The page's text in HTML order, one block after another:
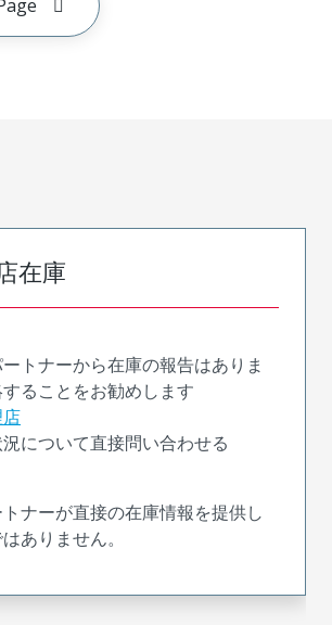
在庫
トナーから在庫の報告はありま
ることをお勧めします
について直接問い合わせる
ナーが直接の在庫情報を提供し
ありません。